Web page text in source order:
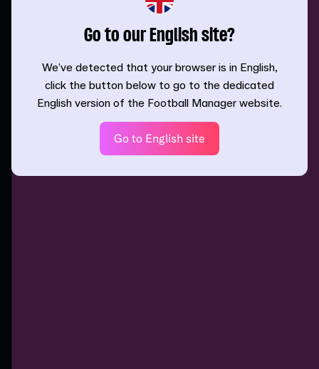
Go to our English site?
We’ve detected that your browser is in English,
click the button below to go to the dedicated
English version of the Football Manager website.
Go to English site